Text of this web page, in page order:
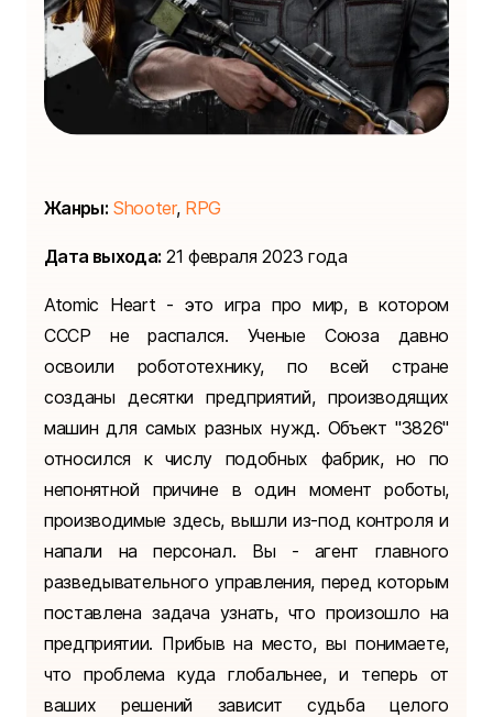
Жанры: Shooter, RPG
Дата выхода: 21 февраля 2023 года
Atomic Heart - это игра про мир, в котором
СССР не распался. Ученые Союза давно
освоили робототехнику, по всей стране
созданы десятки предприятий, производящих
машин для самых разных нужд. Объект "3826"
относился к числу подобных фабрик, но по
непонятной причине в один момент роботы,
производимые здесь, вышли из-под контроля и
напали на персонал. Вы - агент главного
разведывательного управления, перед которым
поставлена задача узнать, что произошло на
предприятии. Прибыв на место, вы понимаете,
что проблема куда глобальнее, и теперь от
ваших решений зависит судьба целого